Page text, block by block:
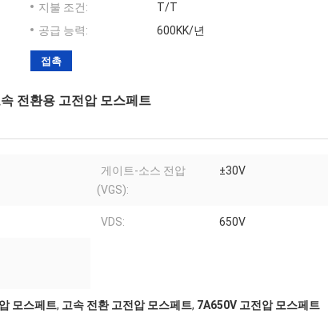
지불 조건:
T/T
공급 능력:
600KK/년
접촉
전환용 고전압 모스페트
게이트-소스 전압
(VGS):
±30V
VDS: 650V
모스페트, 고속 전환 고전압 모스페트, 7A650V 고전압 모스페트